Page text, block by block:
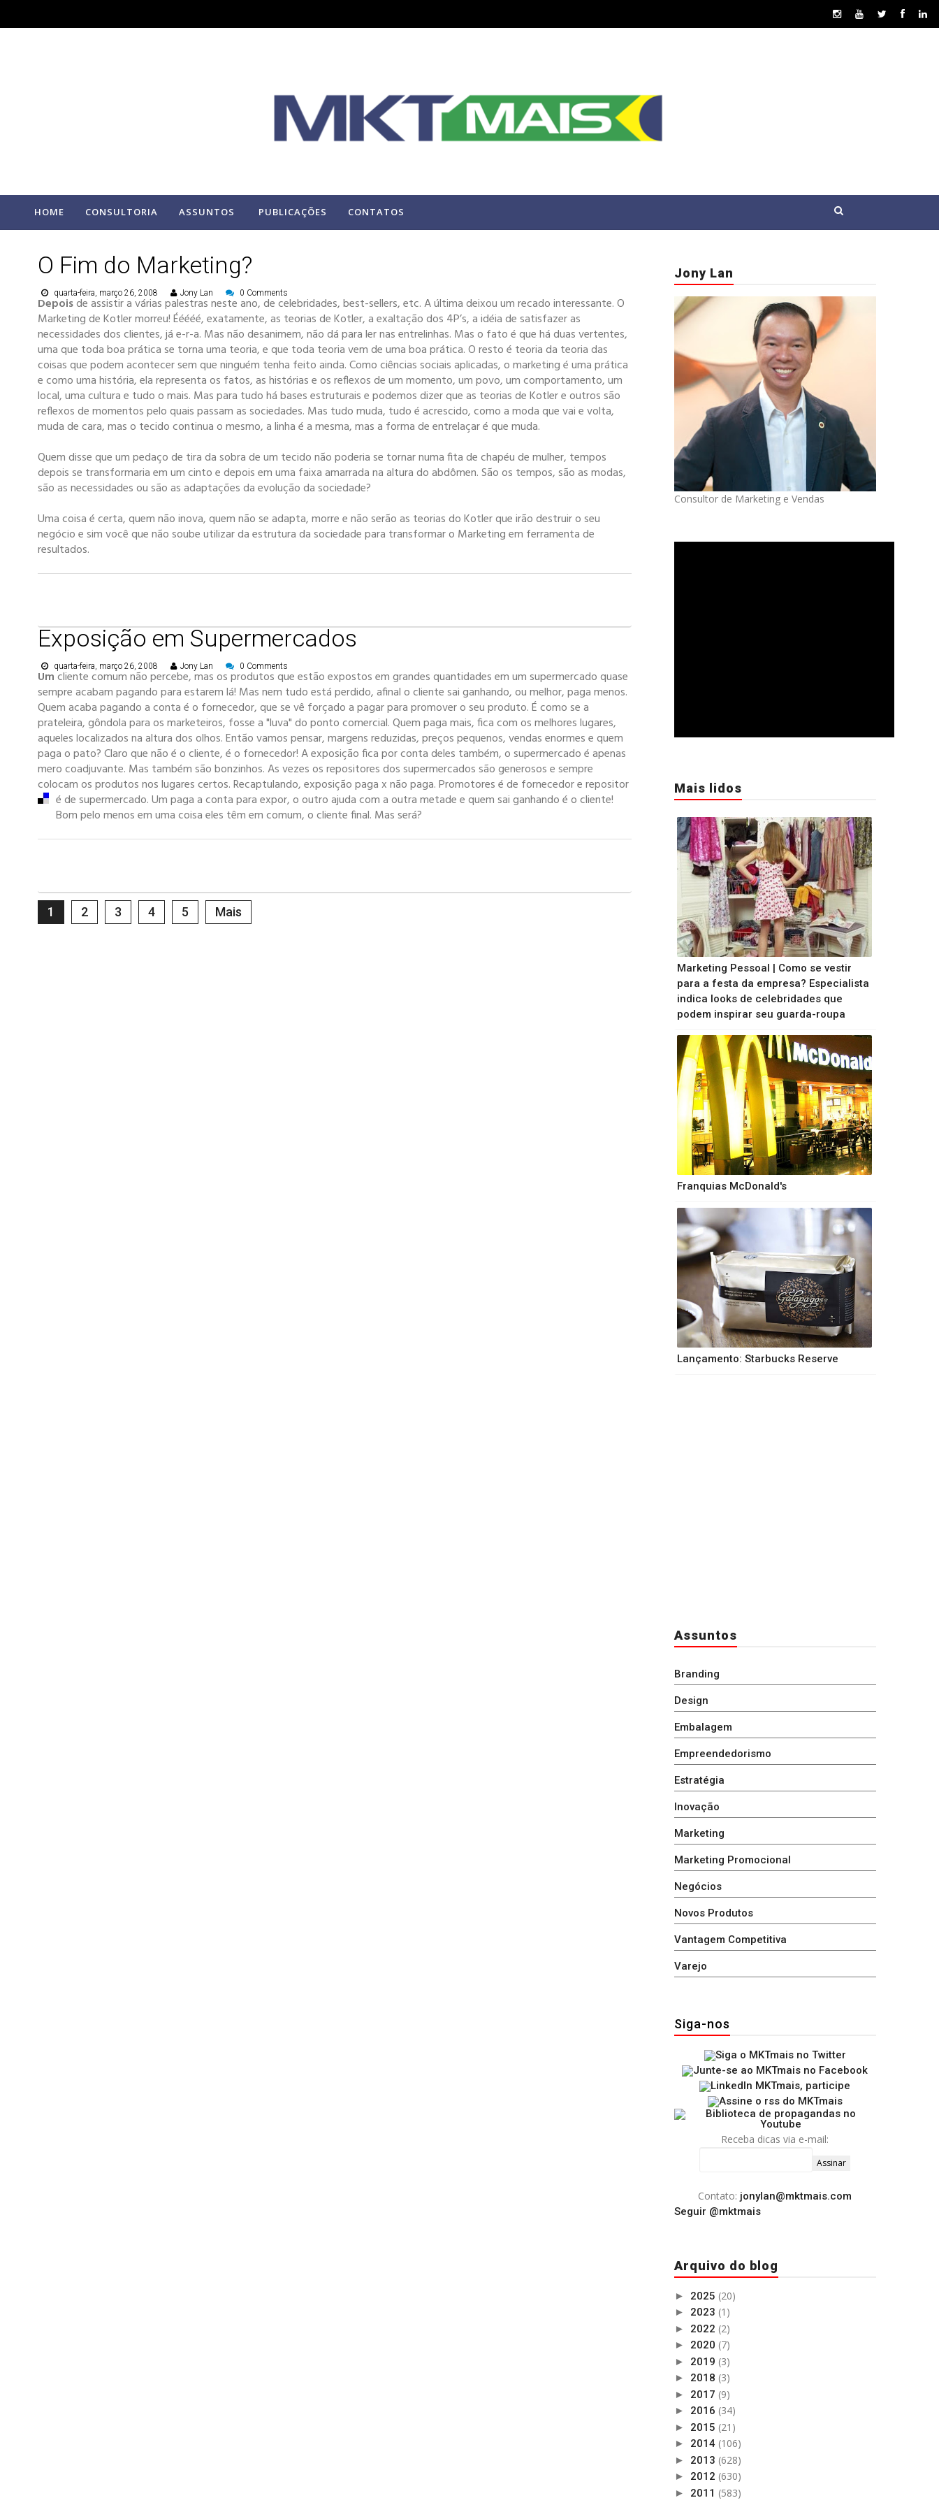
HOME CONSULTORIA ASSUNTOS PUBLICAÇÕES CONTATOS
O Fim do Marketing?
quarta-feira, março 26, 2008 Jony Lan 0 Comments
Depoisde assistir a várias palestras neste ano, de celebridades, best-sellers, etc. A última deixou um recado interessante. O
Marketing de Kotler morreu! Ééééé, exatamente, as teorias de Kotler, a exaltação dos 4P’s, a idéia de satisfazer as
necessidades dos clientes, já e-r-a. Mas não desanimem, não dá para ler nas entrelinhas. Mas o fato é que há duas vertentes,
uma que toda boa prática se torna uma teoria, e que toda teoria vem de uma boa prática. O resto é teoria da teoria das
coisas que podem acontecer sem que ninguém tenha feito ainda. Como ciências sociais aplicadas, o marketing é uma prática
e como uma história, ela representa os fatos, as histórias e os reflexos de um momento, um povo, um comportamento, um
local, uma cultura e tudo o mais. Mas para tudo há bases estruturais e podemos dizer que as teorias de Kotler e outros são
reflexos de momentos pelo quais passam as sociedades. Mas tudo muda, tudo é acrescido, como a moda que vai e volta,
muda de cara, mas o tecido continua o mesmo, a linha é a mesma, mas a forma de entrelaçar é que muda.
Quem disse que um pedaço de tira da sobra de um tecido não poderia se tornar numa fita de chapéu de mulher, tempos
depois se transformaria em um cinto e depois em uma faixa amarrada na altura do abdômen. São os tempos, são as modas,
são as necessidades ou são as adaptações da evolução da sociedade?
Uma coisa é certa, quem não inova, quem não se adapta, morre e não serão as teorias do Kotler que irão destruir o seu
negócio e sim você que não soube utilizar da estrutura da sociedade para transformar o Marketing em ferramenta de
resultados.
Exposição em Supermercados
quarta-feira, março 26, 2008 Jony Lan 0 Comments
Umcliente comum não percebe, mas os produtos que estão expostos em grandes quantidades em um supermercado quase
sempre acabam pagando para estarem lá! Mas nem tudo está perdido, afinal o cliente sai ganhando, ou melhor, paga menos.
Quem acaba pagando a conta é o fornecedor, que se vê forçado a pagar para promover o seu produto. É como se a
prateleira, gôndola para os marketeiros, fosse a "luva" do ponto comercial. Quem paga mais, fica com os melhores lugares,
aqueles localizados na altura dos olhos. Então vamos pensar, margens reduzidas, preços pequenos, vendas enormes e quem
paga o pato? Claro que não é o cliente, é o fornecedor! A exposição fica por conta deles também, o supermercado é apenas
mero coadjuvante. Mas também são bonzinhos. As vezes os repositores dos supermercados são generosos e sempre
colocam os produtos nos lugares certos. Recaptulando, exposição paga x não paga. Promotores é de fornecedor e repositor
é de supermercado. Um paga a conta para expor, o outro ajuda com a outra metade e quem sai ganhando é o cliente!
Bom pelo menos em uma coisa eles têm em comum, o cliente final. Mas será?
1 2 3 4 5 Mais
Jony Lan
Consultor de Marketing e Vendas
Mais lidos
Marketing Pessoal | Como se vestir
para a festa da empresa? Especialista
indica looks de celebridades que
podem inspirar seu guarda-roupa
Franquias McDonald's
Lançamento: Starbucks Reserve
Assuntos
Branding
Design
Embalagem
Empreendedorismo
Estratégia
Inovação
Marketing
Marketing Promocional
Negócios
Novos Produtos
Vantagem Competitiva
Varejo
Siga-nos
Receba dicas via e-mail:
Contato: jonylan@mktmais.com
Seguir @mktmais
Arquivo do blog
► 2025 (20)
► 2023 (1)
► 2022 (2)
► 2020 (7)
► 2019 (3)
► 2018 (3)
► 2017 (9)
► 2016 (34)
► 2015 (21)
► 2014 (106)
► 2013 (628)
► 2012 (630)
► 2011 (583)